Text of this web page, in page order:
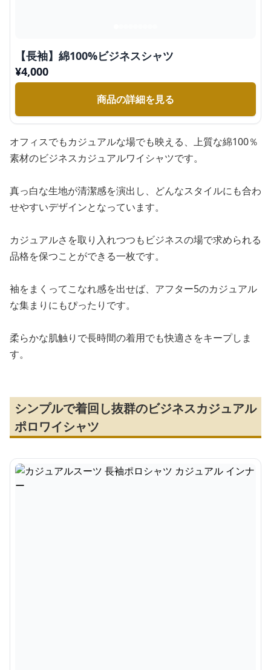
【長袖】綿100%ビジネスシャツ
¥4,000
商品の詳細を見る
オフィスでもカジュアルな場でも映える、上質な綿100％
素材のビジネスカジュアルワイシャツです。
真っ白な生地が清潔感を演出し、どんなスタイルにも合わ
せやすいデザインとなっています。
カジュアルさを取り入れつつもビジネスの場で求められる
品格を保つことができる一枚です。
袖をまくってこなれ感を出せば、アフター5のカジュアル
な集まりにもぴったりです。
柔らかな肌触りで長時間の着用でも快適さをキープしま
す。
シンプルで着回し抜群のビジネスカジュアル
ポロワイシャツ